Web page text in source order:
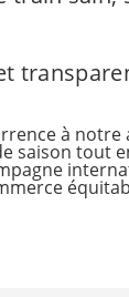
à
saison tout